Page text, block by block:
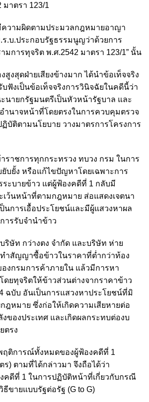
มาตรา 123/1
ความผิดตามประมวลกฎหมายอาญา
ร.บ.ประกอบรัฐธรรมนูญว่าด้วยการ
มการทุจริต พ.ศ.2542 มาตรา 123/1” นั้น
สูงสุดฝ่ายเสียงข้างมาก ได้นําข้อเท็จจริง
ฟังเป็นข้อเท็จจริงการวินิจฉัยในคดีนี้ว่า
นายกรัฐมนตรีเป็นหัวหน้ารัฐบาล และ
ำนาจหน้าที่โดยตรงในการควบคุมตรวจ
บัติตามนโยบาย วางมาตรการโครงการ
ราชการทุกกระทรวง ทบวง กรม ในการ
บยั้ง หรือแก้ไขปัญหาโดยเฉพาะการ
ะบายข้าว แต่ผู้ฟ้องคดีที่ 1 กลับมี
ว้นหน้าที่ตามกฎหมาย ส่อแสดงเจตนา
นการเอื้อประโยชน์และมีผู้แสวงหาผล
ารรับจำนําข้าว
ริษัท กว่างตง จํากัด และบริษัท ห่าย
ำสัญญาซื้อข้าวในราคาที่ต่ำกว่าท้อง
งกรมการค้าภายใน แล้วมีการหา
ยทุจริตให้ข้าวส่วนต่างจากราคาข้าว
ฉบับ อันเป็นการแสวงหาประโยชน์ที่มิ
ฎหมาย ซึ่งก่อให้เกิดความเสียหายต่อ
งของประเทศ และเกิดผลกระทบต่องบ
ตรง
ฤติการณ์ทั้งหมดของผู้ฟ้องคดีที่ 1
) ตามที่ได้กล่าวมา จึงถือได้ว่า
คดีที่ 1 ในการปฏิบัติหน้าที่เกี่ยวกับกรณี
ธีขายแบบรัฐต่อรัฐ (G to G)